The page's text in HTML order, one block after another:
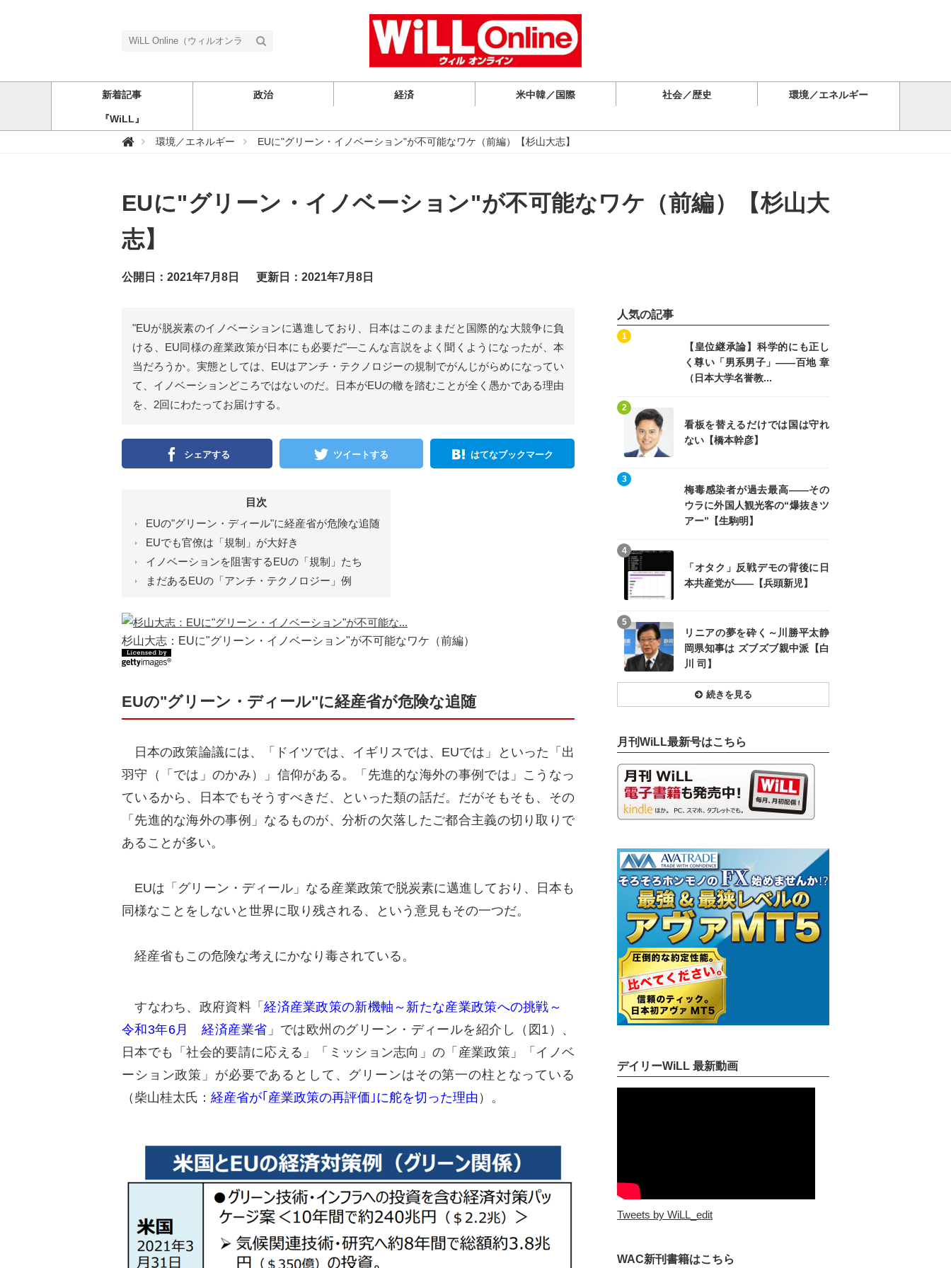
新着記事 政治 経済 米中韓／国際 社会／歴史 環境／エネルギー
『WiLL』
W
l
i
e
（
ウ
ル
オ
）
環境／エネルギー EUに"グリーン・イノベーション"が不可能なワケ（前編）【杉山大志】
EUに"グリーン・イノベーション"が不可能なワケ（前編）【杉山大
志】
公開日：2021年7月8日 更新日：2021年7月8日
"EUが脱炭素のイノベーションに邁進しており、日本はこのままだと国際的な大競争に負
ける、EU同様の産業政策が日本にも必要だ"—こんな言説をよく聞くようになったが、本
当だろうか。実態としては、EUはアンチ・テクノロジーの規制でがんじがらめになってい
て、イノベーションどころではないのだ。日本がEUの轍を踏むことが全く愚かである理由
を、2回にわたってお届けする。
シェアする ツイートする はてなブックマーク
目次
EUの"グリーン・ディール"に経産省が危険な追随
EUでも官僚は「規制」が大好き
イノベーションを阻害するEUの「規制」たち
まだあるEUの「アンチ・テクノロジー」例
杉山大志：EUに"グリーン・イノベーション"が不可能なワケ（前編）
EUの"グリーン・ディール"に経産省が危険な追随
日本の政策論議には、「ドイツでは、イギリスでは、EUでは」といった「出
羽守（「では」のかみ）」信仰がある。「先進的な海外の事例では」こうなっ
ているから、日本でもそうすべきだ、といった類の話だ。だがそもそも、その
「先進的な海外の事例」なるものが、分析の欠落したご都合主義の切り取りで
あることが多い。
EUは「グリーン・ディール」なる産業政策で脱炭素に邁進しており、日本も
同様なことをしないと世界に取り残される、という意見もその一つだ。
経産省もこの危険な考えにかなり毒されている。
すなわち、政府資料「経済産業政策の新機軸～新たな産業政策への挑戦～
令和3年6月 経済産業省 」では欧州のグリーン・ディールを紹介し（図1）、
日本でも「社会的要請に応える」「ミッション志向」の「産業政策」「イノベ
ーション政策」が必要であるとして、グリーンはその第一の柱となっている
（柴山桂太氏： 経産省が｢産業政策の再評価｣に舵を切った理由 ）。
人気の記事
【皇位継承論】科学的にも正し
く尊い「男系男子」――百地 章
（日本大学名誉教...
1
看板を替えるだけでは国は守れ
ない【橋本幹彦】
2
梅毒感染者が過去最高――その
ウラに外国人観光客の“爆抜きツ
アー”【生駒明】
3
「オタク」反戦デモの背後に日
本共産党が――【兵頭新児】
4
リニアの夢を砕く～川勝平太静
岡県知事は ズブズブ親中派【白
川 司】
5
続きを見る
月刊WiLL最新号はこちら
デイリーWiLL 最新動画
Tweets by WiLL_edit
WAC新刊書籍はこちら